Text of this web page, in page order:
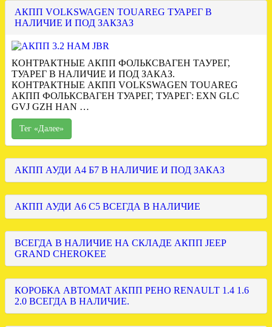
АКПП VOLKSWAGEN TOUAREG ТУАРЕГ В
НАЛИЧИЕ И ПОД ЗАКЗАЗ
КОНТРАКТНЫЕ АКПП ФОЛЬКСВАГЕН ТАУРЕГ,
ТУАРЕГ В НАЛИЧИЕ И ПОД ЗАКАЗ.
КОНТРАКТНЫЕ АКПП VOLKSWAGEN TOUAREG
АКПП ФОЛЬКСВАГЕН ТУАРЕГ, ТУАРЕГ: EXN GLC
GVJ GZH HAN …
Тег «Далее»
АКПП АУДИ А4 Б7 В НАЛИЧИЕ И ПОД ЗАКАЗ
АКПП АУДИ А6 С5 ВСЕГДА В НАЛИЧИЕ
ВСЕГДА В НАЛИЧИЕ НА СКЛАДЕ АКПП JEEP
GRAND CHEROKEE
КОРОБКА АВТОМАТ АКПП РЕНО RENAULT 1.4 1.6
2.0 ВСЕГДА В НАЛИЧИЕ.